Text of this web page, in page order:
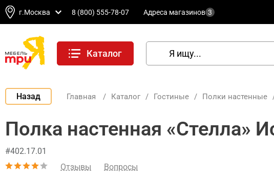
г.Москва 8 (800) 555-78-07 Адреса магазинов 3
Каталог
Назад Главная / Каталог / Гостиные / Полки настенные
Полка настенная «Стелла»
#402.17.01
Отзывы
Вопросы